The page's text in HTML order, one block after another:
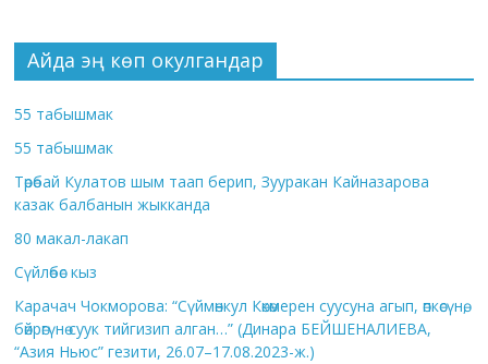
Айда эң көп окулгандар
55 табышмак
55 табышмак
Төрөбай Кулатов шым таап берип, Зууракан Кайназарова
казак балбанын жыкканда
80 макал-лакап
Сүйлөбөс кыз
Карачач Чокморова: “Сүймөнкул Көкөмерен суусуна агып, өпкөсүнө,
бөйрөгүнө суук тийгизип алган…” (Динара БЕЙШЕНАЛИЕВА,
“Азия Ньюс” гезити, 26.07–17.08.2023-ж.)